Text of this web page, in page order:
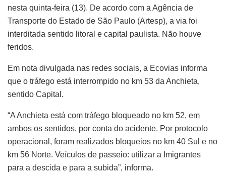
nesta quinta-feira (13). De acordo com a Agência de
Transporte do Estado de São Paulo (Artesp), a via foi
interditada sentido litoral e capital paulista. Não houve
feridos.
Em nota divulgada nas redes sociais, a Ecovias informa
que o tráfego está interrompido no km 53 da Anchieta,
sentido Capital.
“A Anchieta está com tráfego bloqueado no km 52, em
ambos os sentidos, por conta do acidente. Por protocolo
operacional, foram realizados bloqueios no km 40 Sul e no
km 56 Norte. Veículos de passeio: utilizar a Imigrantes
para a descida e para a subida”, informa.